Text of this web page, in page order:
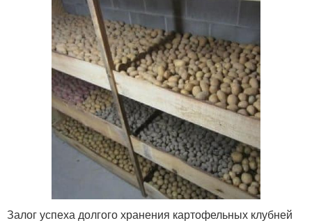
Залог успеха долгого хранения картофельных клубней